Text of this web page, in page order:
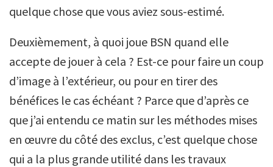
quelque chose que vous aviez sous-estimé.
Deuxièmement, à quoi joue BSN quand elle
accepte de jouer à cela ? Est-ce pour faire un coup
d’image à l’extérieur, ou pour en tirer des
bénéfices le cas échéant ? Parce que d’après ce
que j’ai entendu ce matin sur les méthodes mises
en œuvre du côté des exclus, c’est quelque chose
qui a la plus grande utilité dans les travaux